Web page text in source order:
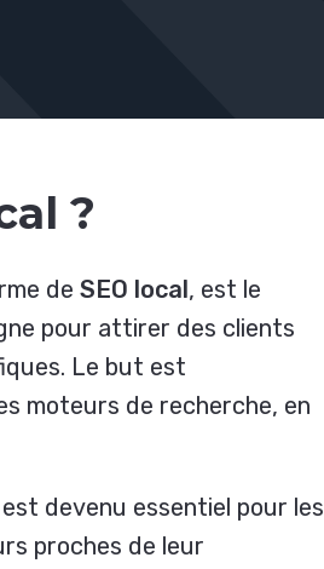
?
deSEO local , est le
pour attirer des clients
Le but est
moteurs de recherche, en
est devenu essentiel pour les
proches de leur